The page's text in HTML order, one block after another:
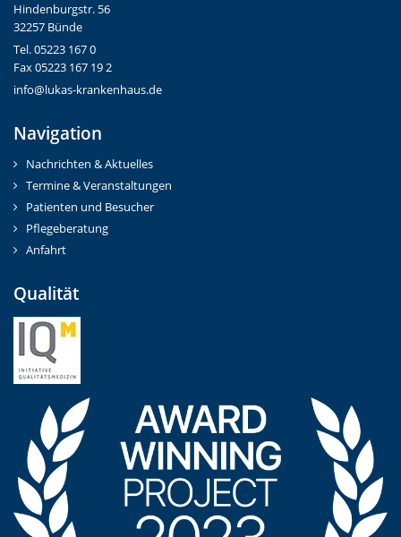
Hindenburgstr. 56
32257 Bünde
Tel. 05223 167 0
Fax 05223 167 19 2
info@lukas-krankenhaus.de
Navigation
Nachrichten & Aktuelles
Termine & Veranstaltungen
Patienten und Besucher
Pflegeberatung
Anfahrt
Qualität